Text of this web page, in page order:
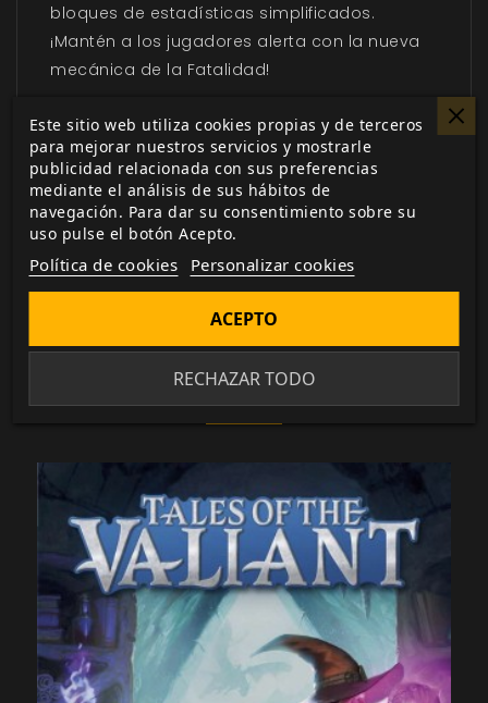
bloques de estadísticas simplificados.
¡Mantén a los jugadores alerta con la nueva
mecánica de la Fatalidad!
Además, con consejos sobre cómo crear
encuentros, personalizar monstruos y
aumentar los desafíos para tu mundo de
campaña.
Sé cruel. Sé Frío. Sé Malvado.
Este sitio web utiliza cookies propias y de terceros
para mejorar nuestros servicios y mostrarle
publicidad relacionada con sus preferencias
mediante el análisis de sus hábitos de
navegación. Para dar su consentimiento sobre su
uso pulse el botón Acepto.
Política de cookies Personalizar cookies
RECHAZAR TODO
ACEPTO